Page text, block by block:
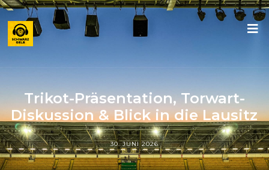
Trikot-Präsentation, Torwart-
Diskussion & Blick in die Lausitz
30. JUNI 2026